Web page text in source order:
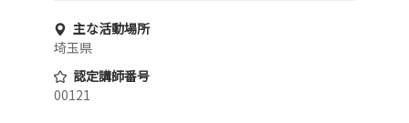
主な活動場所
埼玉県
認定講師番号
00121